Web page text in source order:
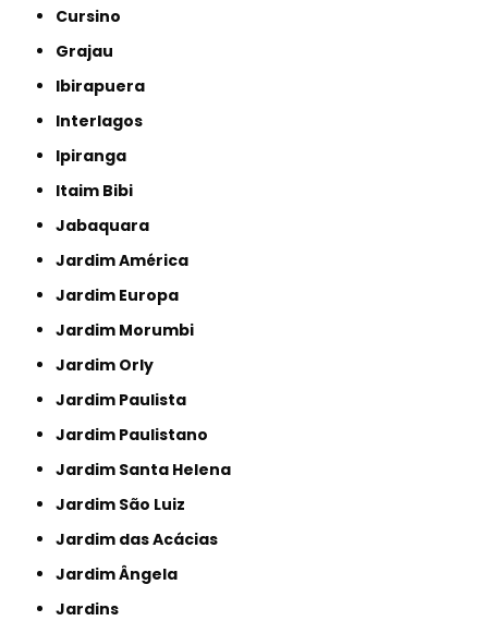
Cursino
Grajau
Ibirapuera
Interlagos
Ipiranga
Itaim Bibi
Jabaquara
Jardim América
Jardim Europa
Jardim Morumbi
Jardim Orly
Jardim Paulista
Jardim Paulistano
Jardim Santa Helena
Jardim São Luiz
Jardim das Acácias
Jardim Ângela
Jardins